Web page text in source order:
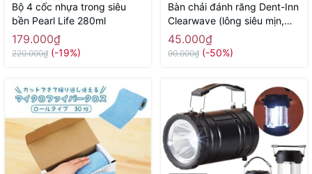
Bộ 4 cốc nhựa trong siêu
bền Pearl Life 280ml
179.000₫
220.000₫ (-19%)
Bàn chải đánh răng Dent-Inn
Clearwave (lông siêu mịn,
gợn sóng) - Hàng Nhật nội
địa
45.000₫
90.000₫ (-50%)